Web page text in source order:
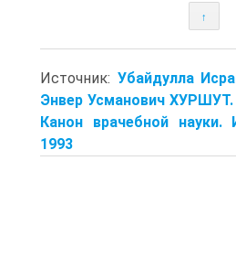
↑
Источник: Убайдулла
Энвер Усманович
Канон врачебной науки.
1993